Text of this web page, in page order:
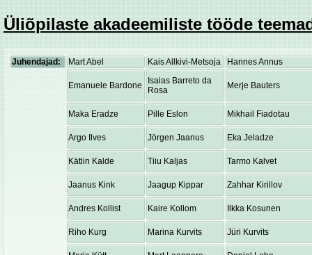
Üliõpilaste akadeemiliste tööde
Juhendajad: Mart Abel Kais Allkivi-Metsoja Hannes Annus
Emanuele Bardone
Isaias Barreto da
Rosa
Merje Bauters
Maka Eradze Pille Eslon Mikhail Fiadotau
Argo Ilves Jörgen Jaanus Eka Jeladze
Kätlin Kalde Tiiu Kaljas Tarmo Kalvet
Jaanus Kink Jaagup Kippar Zahhar Kirillov
Andres Kollist Kaire Kollom Ilkka Kosunen
Riho Kurg Marina Kurvits Jüri Kurvits